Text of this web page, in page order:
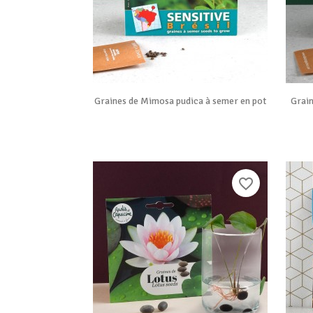
Vue rapide
Graines de Mimosa pudica à semer en pot
favorite_border